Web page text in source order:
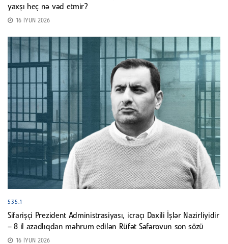
yaxşı heç nə vəd etmir?
16 İYUN 2026
535.1
Sifarişçi Prezident Administrasiyası, icraçı Daxili İşlər Nazirliyidir
– 8 il azadlıqdan məhrum edilən Rüfət Səfərovun son sözü
16 İYUN 2026